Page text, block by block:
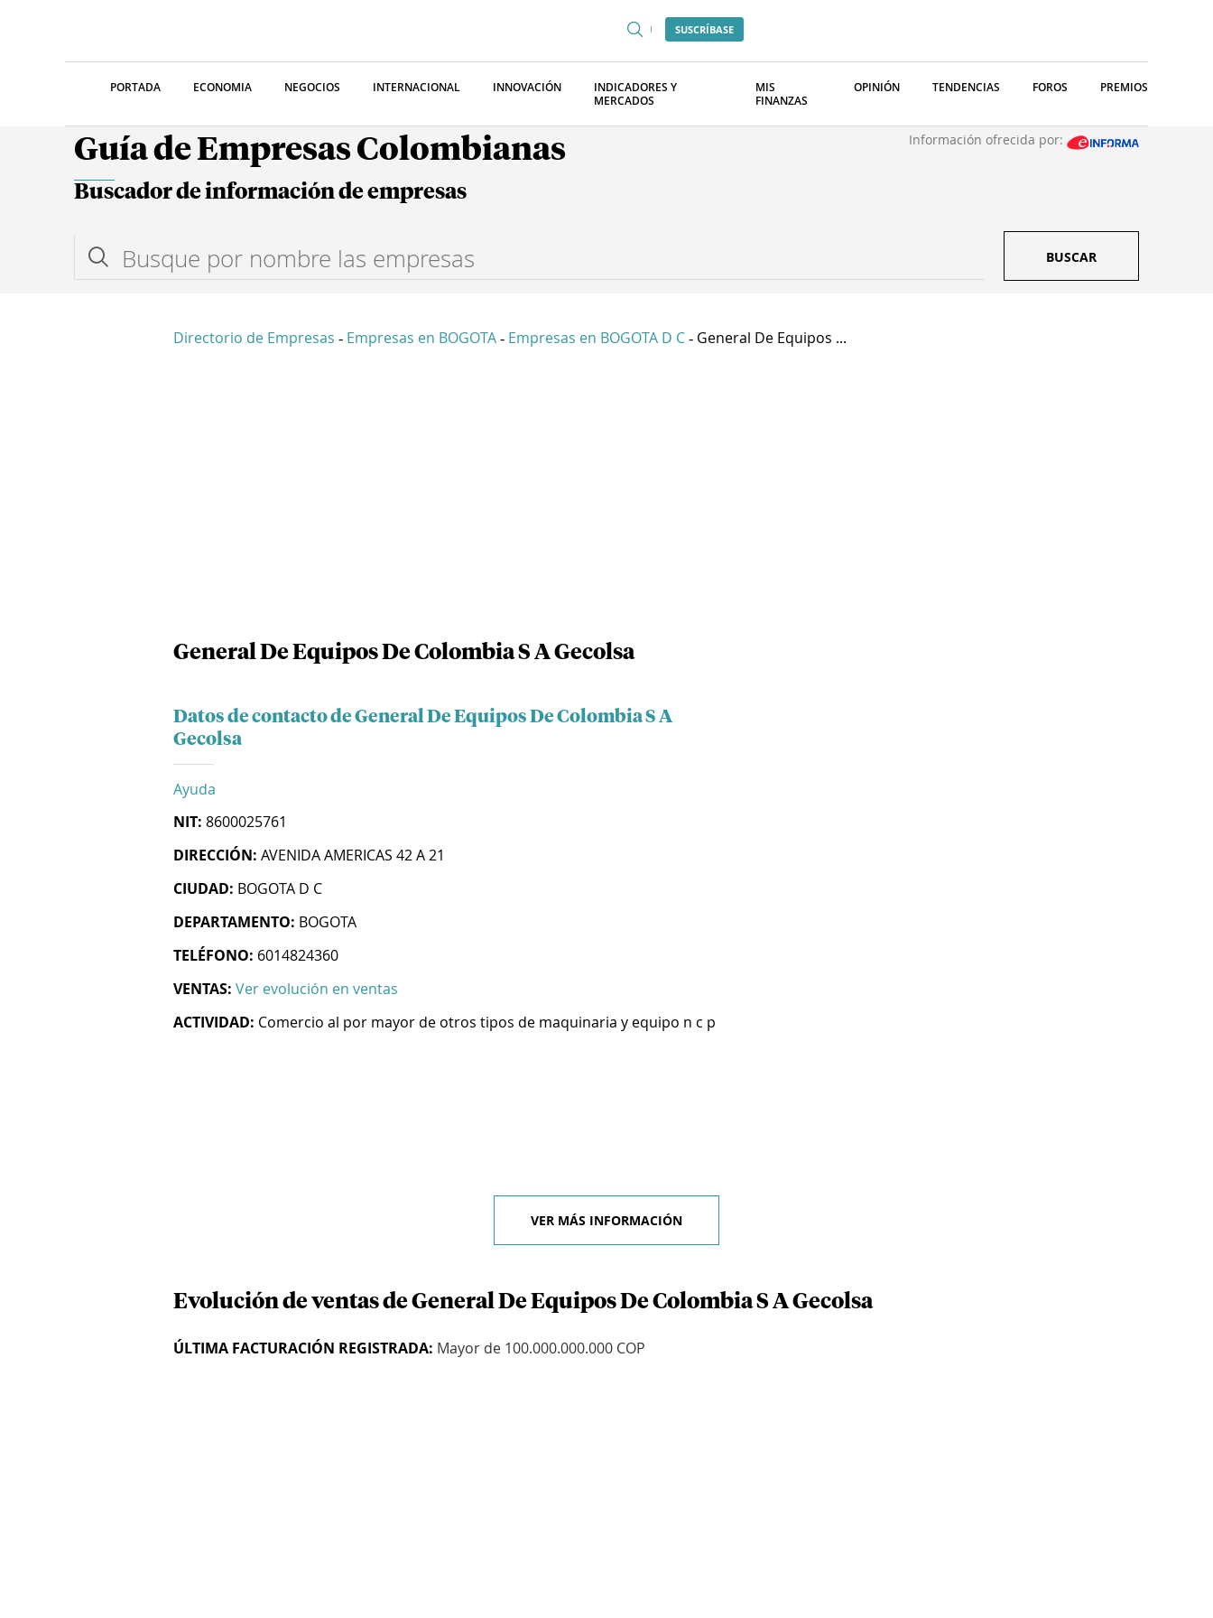
SUSCRÍBASE
PORTADA ECONOMIA NEGOCIOS INTERNACIONAL INNOVACIÓN
INDICADORES Y
MERCADOS
MIS
FINANZAS
OPINIÓN TENDENCIAS FOROS PREMIOS
Guía de Empresas Colombianas Información ofrecida por:
Buscador de información de empresas
BUSCAR
Directorio de Empresas - Empresas en BOGOTA - Empresas en BOGOTA D C - General De Equipos ...
General De Equipos De Colombia S A Gecolsa
Datos de contacto de General De Equipos De Colombia S A
Gecolsa
Ayuda
NIT: 8600025761
DIRECCIÓN: AVENIDA AMERICAS 42 A 21
CIUDAD: BOGOTA D C
DEPARTAMENTO: BOGOTA
TELÉFONO: 6014824360
VENTAS: Ver evolución en ventas
ACTIVIDAD: Comercio al por mayor de otros tipos de maquinaria y equipo n c p
VER MÁS INFORMACIÓN
Evolución de ventas de General De Equipos De Colombia S A Gecolsa
ÚLTIMA FACTURACIÓN REGISTRADA: Mayor de 100.000.000.000 COP